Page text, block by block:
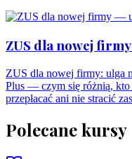
ZUS dla nowej
ZUS dla nowej firmy: ulga
Plus — czym się różnią, kto
przepłacać ani nie stracić
Polecane kursy